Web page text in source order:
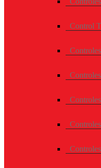
Control